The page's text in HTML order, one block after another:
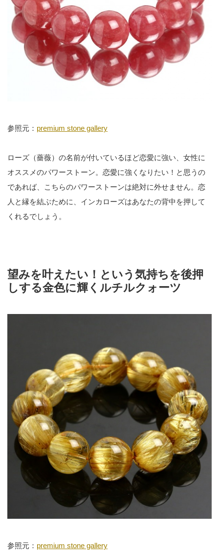
参照元： premium stone gallery
ローズ（薔薇）の名前が付いているほど恋愛に強い、女性に
オススメのパワーストーン。恋愛に強くなりたい！と思うの
であれば、こちらのパワーストーンは絶対に外せません。恋
人と縁を結ぶために、インカローズはあなたの背中を押して
くれるでしょう。
望みを叶えたい！という気持ちを後押
しする金色に輝くルチルクォーツ
参照元： premium stone gallery